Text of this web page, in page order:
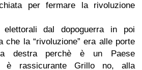
per fermare la rivoluzione
dal dopoguerra in poi
che la “rivoluzione” era alle porte
destra perchè è un Paese
è rassicurante Grillo no, alla